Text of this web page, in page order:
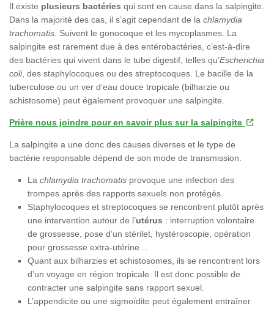
Il existe plusieurs bactéries qui sont en cause dans la salpingite.
Dans la majorité des cas, il s’agit cependant de la chlamydia
trachomatis . Suivent le gonocoque et les mycoplasmes. La
salpingite est rarement due à des entérobactéries, c’est-à-dire
des bactéries qui vivent dans le tube digestif, telles qu’Escherichia
coli, des staphylocoques ou des streptocoques. Le bacille de la
tuberculose ou un ver d’eau douce tropicale (bilharzie ou
schistosome) peut également provoquer une salpingite.
Prière nous joindre pour en savoir plus sur la salpingite
La salpingite a une donc des causes diverses et le type de
bactérie responsable dépend de son mode de transmission.
La chlamydia trachomatis provoque une infection des
trompes après des rapports sexuels non protégés.
Staphylocoques et streptocoques se rencontrent plutôt après
une intervention autour de l’utérus : interruption volontaire
de grossesse, pose d’un stérilet, hystéroscopie, opération
pour grossesse extra-utérine…
Quant aux bilharzies et schistosomes, ils se rencontrent lors
d’un voyage en région tropicale. Il est donc possible de
contracter une salpingite sans rapport sexuel.
L’appendicite ou une sigmoïdite peut également entraîner